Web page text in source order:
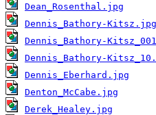
Dean_Rosenthal.jpg
Dennis_Bathory-Kitsz.jpg
Dennis_Bathory-
Dennis_Bathory-
Dennis_Eberhard.jpg
Denton_McCabe.jpg
Derek_Healey.jpg